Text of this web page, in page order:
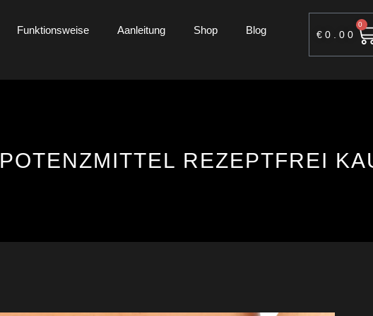
Funktionsweise Aanleitung Shop Blog €0.00
0
POTENZMITTEL REZEPTFREI